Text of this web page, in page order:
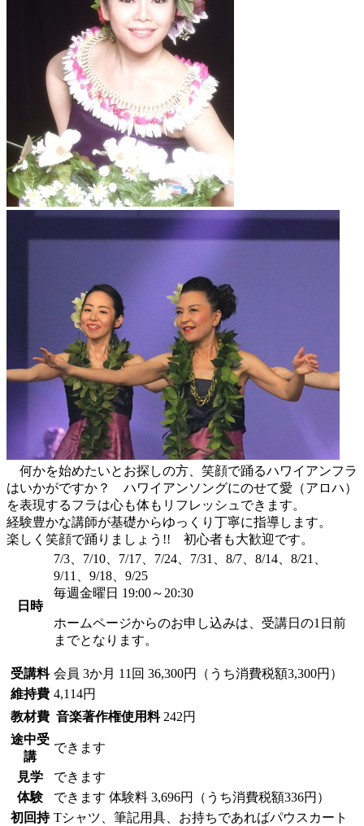
何かを始めたいとお探しの方、笑顔で踊るハワイアンフラ
はいかがですか？ ハワイアンソングにのせて愛（アロハ）
を表現するフラは心も体もリフレッシュできます。
経験豊かな講師が基礎からゆっくり丁寧に指導します。
楽しく笑顔で踊りましょう!! 初心者も大歓迎です。
日時
7/3、7/10、7/17、7/24、7/31、8/7、8/14、8/21、
9/11、9/18、9/25
毎週金曜日 19:00～20:30
ホームページからのお申し込みは、受講日の1日前
までとなります。
受講料 会員 3か月 11回 36,300円（うち消費税額3,300円）
維持費 4,114円
教材費 音楽著作権使用料 242円
途中受
講
できます
見学
できます
体験
できます 体験料 3,696円（うち消費税額336円）
初回持 Tシャツ、筆記用具、お持ちであればパウスカート